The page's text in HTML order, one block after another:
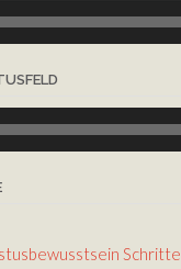
Schritte